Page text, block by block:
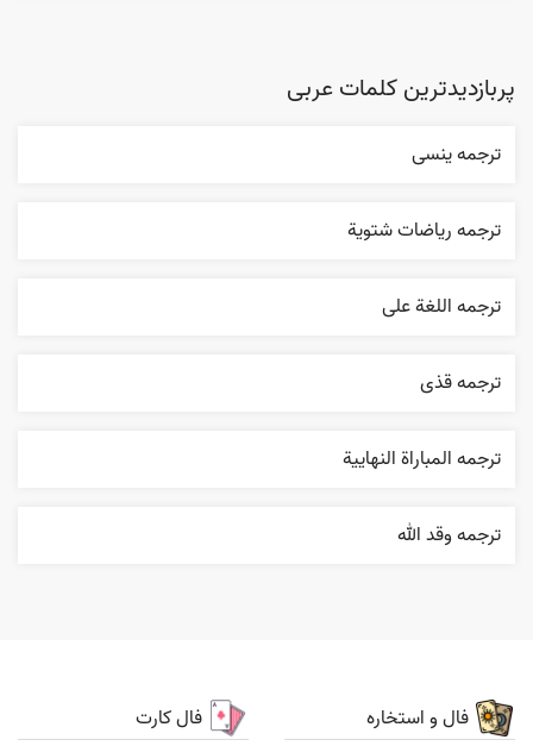
پربازدیدترین کلمات عربی
ترجمه ینسی
ترجمه رياضات شتوية
ترجمه اللغة علی
ترجمه قذی
ترجمه المباراة النهایية
ترجمه وقد الله
فال و استخاره فال کارت